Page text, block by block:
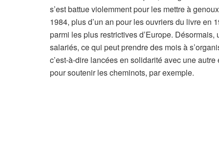
t
i
c
l
e
r
s’est battue violemment pour les mettre à
1984, plus d’un an pour les ouvriers du livre en
parmi les plus restrictives d’Europe.
salariés, ce qui peut prendre des mois à
c’est-à-dire lancées en solidarité avec une
pour soutenir les cheminots, par exemple.